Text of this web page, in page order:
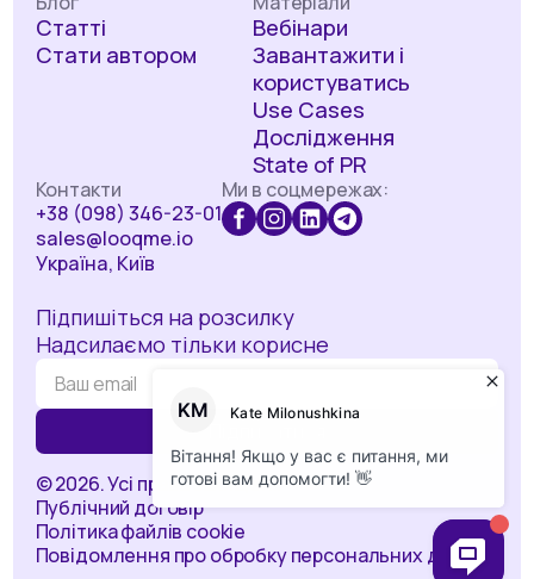
Вебінари
Завантажити і
користуватись
Use Cases
Дослідження
State of PR
Статті
Стати автором
Контакти
+38 (098) 346-23-01
sales@looqme.io
Україна, Київ
Ми в соцмережах:
Підпишіться на розсилку
Надсилаємо тільки корисне
© 2026. Усі права захищені.
Публічний договір
Політика файлів cookie
Повідомлення про обробку персональних даних